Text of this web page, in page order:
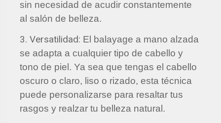
sin necesidad de acudir constantemente
al salón de belleza.
3. Versatilidad: El balayage a mano alzada
se adapta a cualquier tipo de cabello y
tono de piel. Ya sea que tengas el cabello
oscuro o claro, liso o rizado, esta técnica
puede personalizarse para resaltar tus
rasgos y realzar tu belleza natural.